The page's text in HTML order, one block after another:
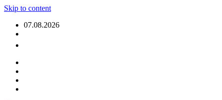
Skip to content
07.08.2026